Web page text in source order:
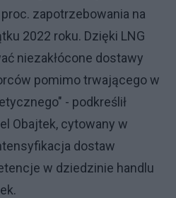
zapotrzebowania na
2022 roku. Dzięki LNG
niezakłócone dostawy
pomimo trwającego w
- podkreślił
Obajtek, cytowany w
dostaw
w dziedzinie handlu